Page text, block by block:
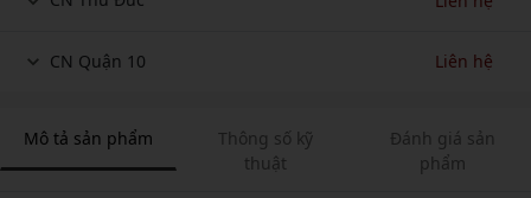
CN Quận 10 Liên hệ
Mô tả sản phẩm
Thông số kỹ
thuật
Đánh giá sản
phẩm